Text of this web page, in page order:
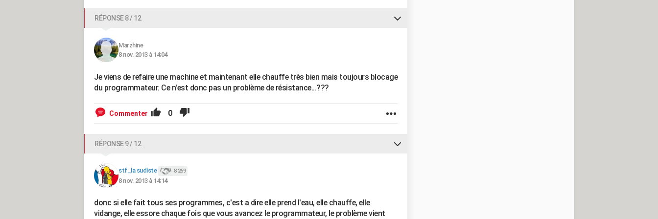
RÉPONSE 8 / 12
Marzhine
8 nov. 2013 à 14:04
Je viens de refaire une machine et maintenant elle chauffe très bien mais toujours blocage
du programmateur. Ce n'est donc pas un problème de résistance...???
Commenter 0
RÉPONSE 9 / 12
stf_la sudiste 8 269
8 nov. 2013 à 14:14
donc si elle fait tous ses programmes, c'est a dire elle prend l'eau, elle chauffe, elle
vidange, elle essore chaque fois que vous avancez le programmateur, le problème vient